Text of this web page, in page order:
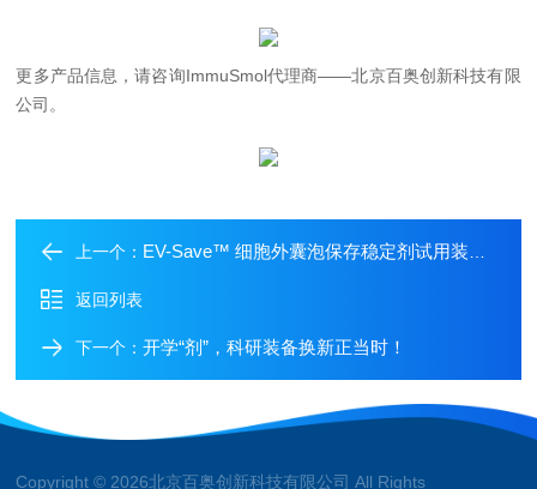
更多产品信息，请咨询ImmuSmol代理商——北京百奥创新科技有限
公司。
上一个： EV-Save™ 细胞外囊泡保存稳定剂试用装大派送
返回列表
下一个：开学“剂”，科研装备换新正当时！
Copyright © 2026北京百奥创新科技有限公司 All Rights